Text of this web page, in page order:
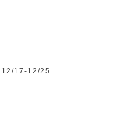
12/17-12/25